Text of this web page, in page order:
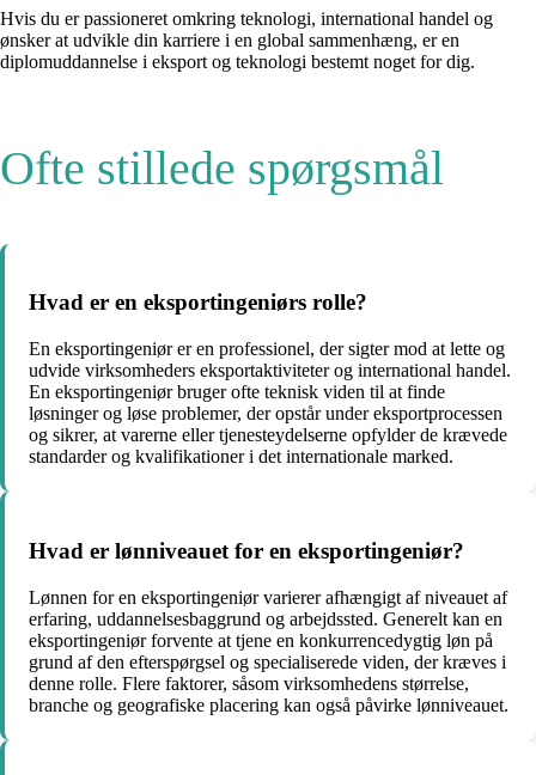
Hvis du er passioneret omkring teknologi, international handel og
ønsker at udvikle din karriere i en global sammenhæng, er en
diplomuddannelse i eksport og teknologi bestemt noget for dig.
Ofte stillede spørgsmål
Hvad er en eksportingeniørs rolle?
En eksportingeniør er en professionel, der sigter mod at lette og
udvide virksomheders eksportaktiviteter og international handel.
En eksportingeniør bruger ofte teknisk viden til at finde
løsninger og løse problemer, der opstår under eksportprocessen
og sikrer, at varerne eller tjenesteydelserne opfylder de krævede
standarder og kvalifikationer i det internationale marked.
Hvad er lønniveauet for en eksportingeniør?
Lønnen for en eksportingeniør varierer afhængigt af niveauet af
erfaring, uddannelsesbaggrund og arbejdssted. Generelt kan en
eksportingeniør forvente at tjene en konkurrencedygtig løn på
grund af den efterspørgsel og specialiserede viden, der kræves i
denne rolle. Flere faktorer, såsom virksomhedens størrelse,
branche og geografiske placering kan også påvirke lønniveauet.